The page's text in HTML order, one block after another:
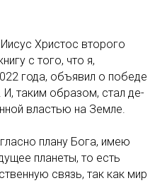
Христос второго
с того, что я,
года, объявил о победе
таким образом, стал де-
властью на Земле.
плану Бога, имею
планеты, то есть
связь, так как мир